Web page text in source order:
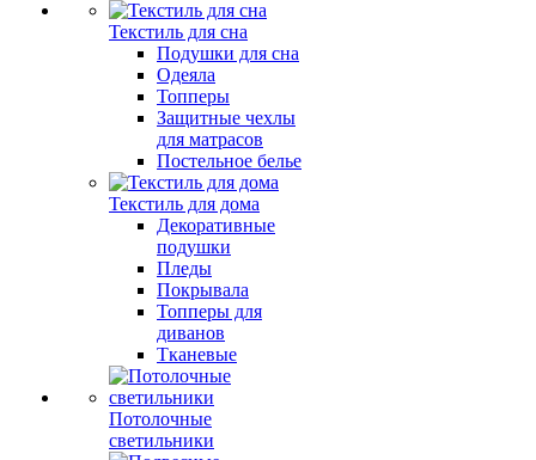
Текстиль для сна
Подушки для сна
Одеяла
Топперы
Защитные чехлы
для матрасов
Постельное белье
Текстиль для дома
Декоративные
подушки
Пледы
Покрывала
Топперы для
диванов
Тканевые
Потолочные
светильники